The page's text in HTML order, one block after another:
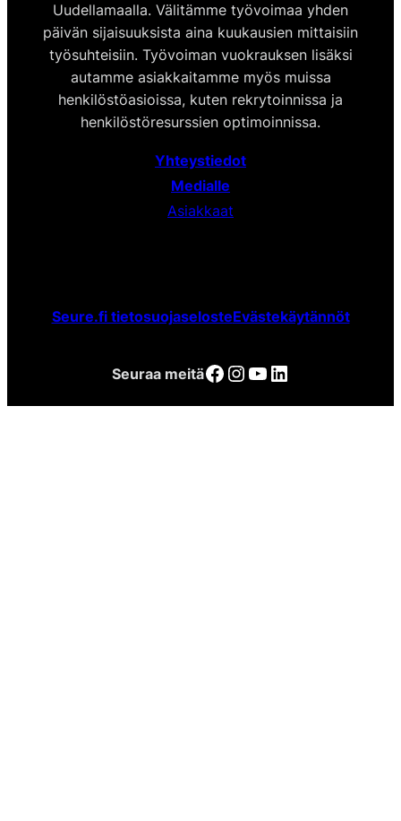
Uudellamaalla. Välitämme työvoimaa yhden
päivän sijaisuuksista aina kuukausien mittaisiin
työsuhteisiin. Työvoiman vuokrauksen lisäksi
autamme asiakkaitamme myös muissa
henkilöstöasioissa, kuten rekrytoinnissa ja
henkilöstöresurssien optimoinnissa.
Yhteystiedot
Medialle
Asiakkaat
Seure.fi tietosuojaselosteEvästekäytännöt
Seuraa meitäFacebook Instagram YouTube LinkedIn